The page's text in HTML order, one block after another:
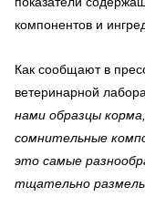
компонентов и
Как сообщают в
ветеринарной
нами образцы
сомнительные
это самые
тщательно